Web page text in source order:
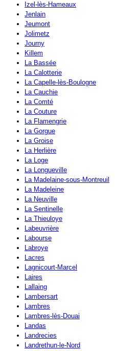
Izel-lès-Hameaux
Jenlain
Jeumont
Jolimetz
Journy
Killem
La Bassée
La Calotterie
La Capelle-lès-Boulogne
La Cauchie
La Comté
La Couture
La Flamengrie
La Gorgue
La Groise
La Herlière
La Loge
La Longueville
La Madelaine-sous-Montreuil
La Madeleine
La Neuville
La Sentinelle
La Thieuloye
Labeuvrière
Labourse
Labroye
Lacres
Lagnicourt-Marcel
Laires
Lallaing
Lambersart
Lambres
Lambres-lès-Douai
Landas
Landrecies
Landrethun-le-Nord